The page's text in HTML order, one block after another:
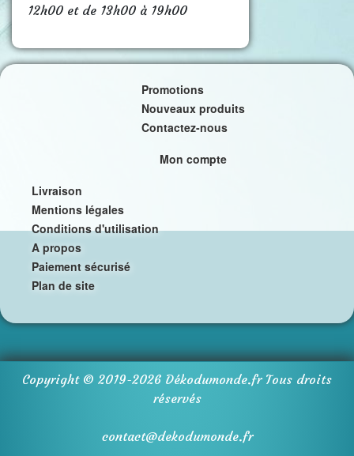
12h00 et de 13h00 à 19h00
Promotions
Nouveaux produits
Contactez-nous
Mon compte
Livraison
Mentions légales
Conditions d'utilisation
A propos
Paiement sécurisé
Plan de site
Copyright © 2019-2026 Dékodumonde.frTous droits
réservés
contact@dekodumonde.fr